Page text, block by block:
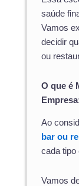
saúde
Vamos
decidir
ou
O que é
Ao
bar ou
cada tipo
Vamos